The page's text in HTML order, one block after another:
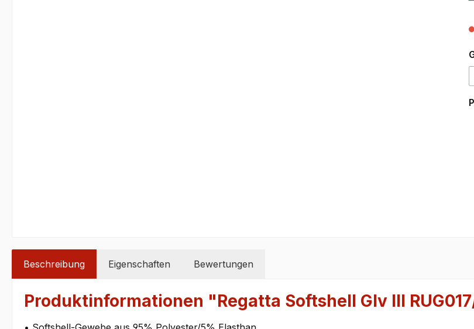
Beschreibung Eigenschaften Bewertungen
Produktinformationen "Regatta Softshell Glv III